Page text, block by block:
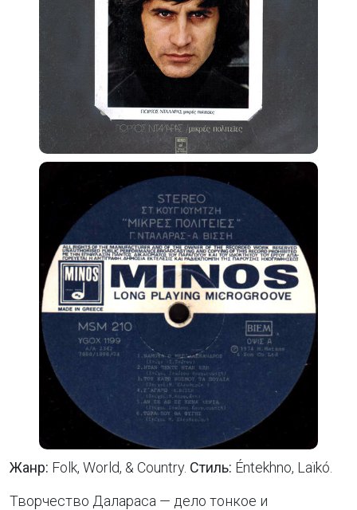
Жанр: Folk, World, & Country. Стиль: Éntekhno, Laïkó.
Творчество Далараса — дело тонкое и